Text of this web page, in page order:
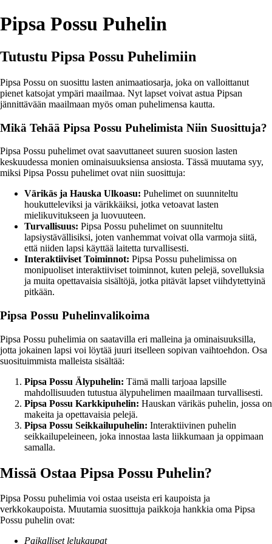
Pipsa Possu Puhelin
Tutustu Pipsa Possu Puhelimiin
Pipsa Possu on suosittu lasten animaatiosarja, joka on valloittanut
pienet katsojat ympäri maailmaa. Nyt lapset voivat astua Pipsan
jännittävään maailmaan myös oman puhelimensa kautta.
Mikä Tehää Pipsa Possu Puhelimista Niin Suosittuja?
Pipsa Possu puhelimet ovat saavuttaneet suuren suosion lasten
keskuudessa monien ominaisuuksiensa ansiosta. Tässä muutama syy,
miksi Pipsa Possu puhelimet ovat niin suosittuja:
Värikäs ja Hauska Ulkoasu: Puhelimet on suunniteltu
houkutteleviksi ja värikkäiksi, jotka vetoavat lasten
mielikuvitukseen ja luovuuteen.
Turvallisuus: Pipsa Possu puhelimet on suunniteltu
lapsiystävällisiksi, joten vanhemmat voivat olla varmoja siitä,
että niiden lapsi käyttää laitetta turvallisesti.
Interaktiiviset Toiminnot: Pipsa Possu puhelimissa on
monipuoliset interaktiiviset toiminnot, kuten pelejä, sovelluksia
ja muita opettavaisia sisältöjä, jotka pitävät lapset viihdytettyinä
pitkään.
Pipsa Possu Puhelinvalikoima
Pipsa Possu puhelimia on saatavilla eri malleina ja ominaisuuksilla,
jotta jokainen lapsi voi löytää juuri itselleen sopivan vaihtoehdon. Osa
suosituimmista malleista sisältää:
Pipsa Possu Älypuhelin: Tämä malli tarjoaa lapsille
mahdollisuuden tutustua älypuhelimen maailmaan turvallisesti.
Pipsa Possu Karkkipuhelin: Hauskan värikäs puhelin, jossa on
makeita ja opettavaisia pelejä.
Pipsa Possu Seikkailupuhelin: Interaktiivinen puhelin
seikkailupeleineen, joka innostaa lasta liikkumaan ja oppimaan
samalla.
Missä Ostaa Pipsa Possu Puhelin?
Pipsa Possu puhelimia voi ostaa useista eri kaupoista ja
verkkokaupoista. Muutamia suosittuja paikkoja hankkia oma Pipsa
Possu puhelin ovat:
Paikalliset lelukaupat